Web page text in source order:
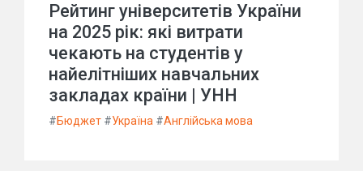
Рейтинг університетів України
на 2025 рік: які витрати
чекають на студентів у
найелітніших навчальних
закладах країни | УНН
#Бюджет #Україна #Англійська мова